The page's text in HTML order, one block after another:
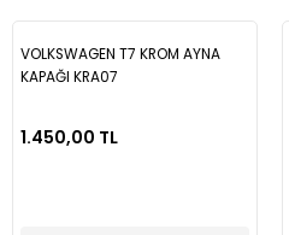
VOLKSWAGEN T7 KROM AYNA
KAPAĞI KRA07
1.450,00 TL